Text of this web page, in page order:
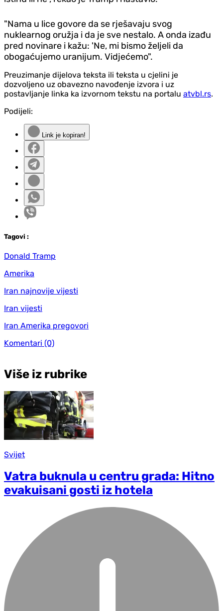
"Nama u lice govore da se rješavaju svog
nuklearnog oružja i da je sve nestalo. A onda izađu
pred novinare i kažu: 'Ne, mi bismo željeli da
obogaćujemo uranijum. Vidjećemo".
Preuzimanje dijelova teksta ili teksta u cjelini je
dozvoljeno uz obavezno navođenje izvora i uz
postavljanje linka ka izvornom tekstu na portalu atvbl.rs.
Podijeli:
Link je kopiran!
Tagovi :
Donald Tramp
Amerika
Iran najnovije vijesti
Iran vijesti
Iran Amerika pregovori
Komentari (0)
Više iz rubrike
Svijet
Vatra buknula u centru grada: Hitno
evakuisani gosti iz hotela